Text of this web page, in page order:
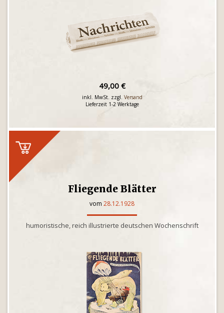
49,00 €
inkl. MwSt. zzgl. Versand
Lieferzeit 1-2 Werktage
Fliegende Blätter
vom 28.12.1928
humoristische, reich illustrierte deutschen Wochenschrift